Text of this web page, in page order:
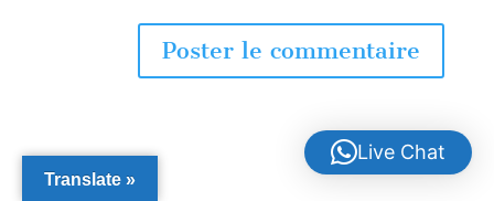
Translate »
Live Chat